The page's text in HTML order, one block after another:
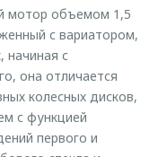
мотор объемом 1,5
с вариатором,
начиная с
она отличается
колесных дисков,
с функцией
первого и